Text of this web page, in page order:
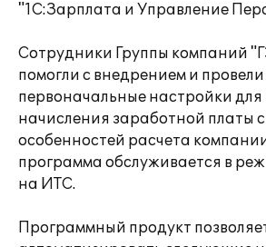
"1С:Зарплата и Управление
Сотрудники Группы компаний
помогли с внедрением и провели
первоначальные настройки
начисления заработной платы
особенностей расчета
программа обслуживается в
на ИТС.
Программный продукт